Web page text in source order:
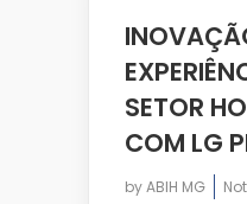
SETOR
COM LG
byABIH MG